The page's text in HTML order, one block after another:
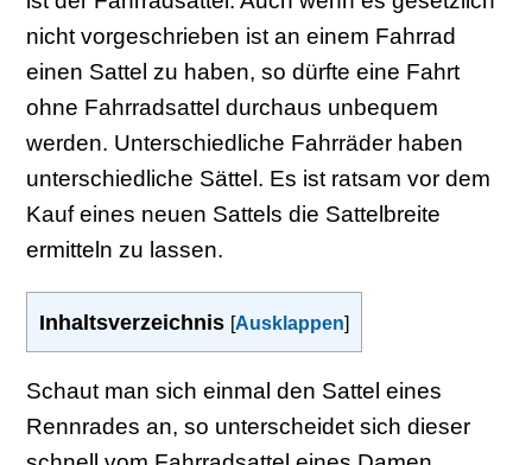
nicht vorgeschrieben ist an einem Fahrrad
einen Sattel zu haben, so dürfte eine Fahrt
ohne Fahrradsattel durchaus unbequem
werden. Unterschiedliche Fahrräder haben
unterschiedliche Sättel. Es ist ratsam vor dem
Kauf eines neuen Sattels die Sattelbreite
ermitteln zu lassen.
Inhaltsverzeichnis [Ausklappen]
Schaut man sich einmal den Sattel eines
Rennrades an, so unterscheidet sich dieser